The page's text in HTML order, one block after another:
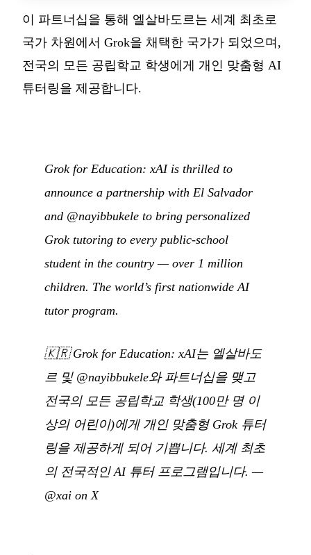
이 파트너십을 통해 엘살바도르는 세계 최초로
국가 차원에서 Grok을 채택한 국가가 되었으며,
전국의 모든 공립학교 학생에게 개인 맞춤형 AI
튜터링을 제공합니다.
Grok for Education: xAI is thrilled to
announce a partnership with El Salvador
and @nayibbukele to bring personalized
Grok tutoring to every public-school
student in the country — over 1 million
children. The world’s first nationwide AI
tutor program.
🇰🇷Grok for Education: xAI는 엘살바도
르 및 @nayibbukele와 파트너십을 맺고
전국의 모든 공립학교 학생(100만 명 이
상의 어린이)에게 개인 맞춤형 Grok 튜터
링을 제공하게 되어 기쁩니다. 세계 최초
의 전국적인 AI 튜터 프로그램입니다. —
@xai on X